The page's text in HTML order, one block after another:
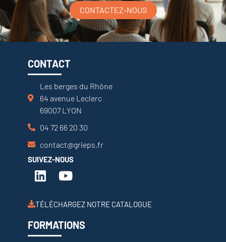
CONTACTEZ-NOUS
CONTACT
Les berges du Rhône
64 avenue Leclerc
69007 LYON
04 72 66 20 30
contact@grieps.fr
SUIVEZ-NOUS
TÉLÉCHARGEZ NOTRE CATALOGUE
FORMATIONS